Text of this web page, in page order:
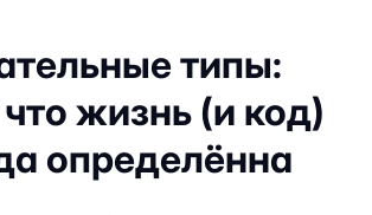
типы:
жизнь (и код)
определённа